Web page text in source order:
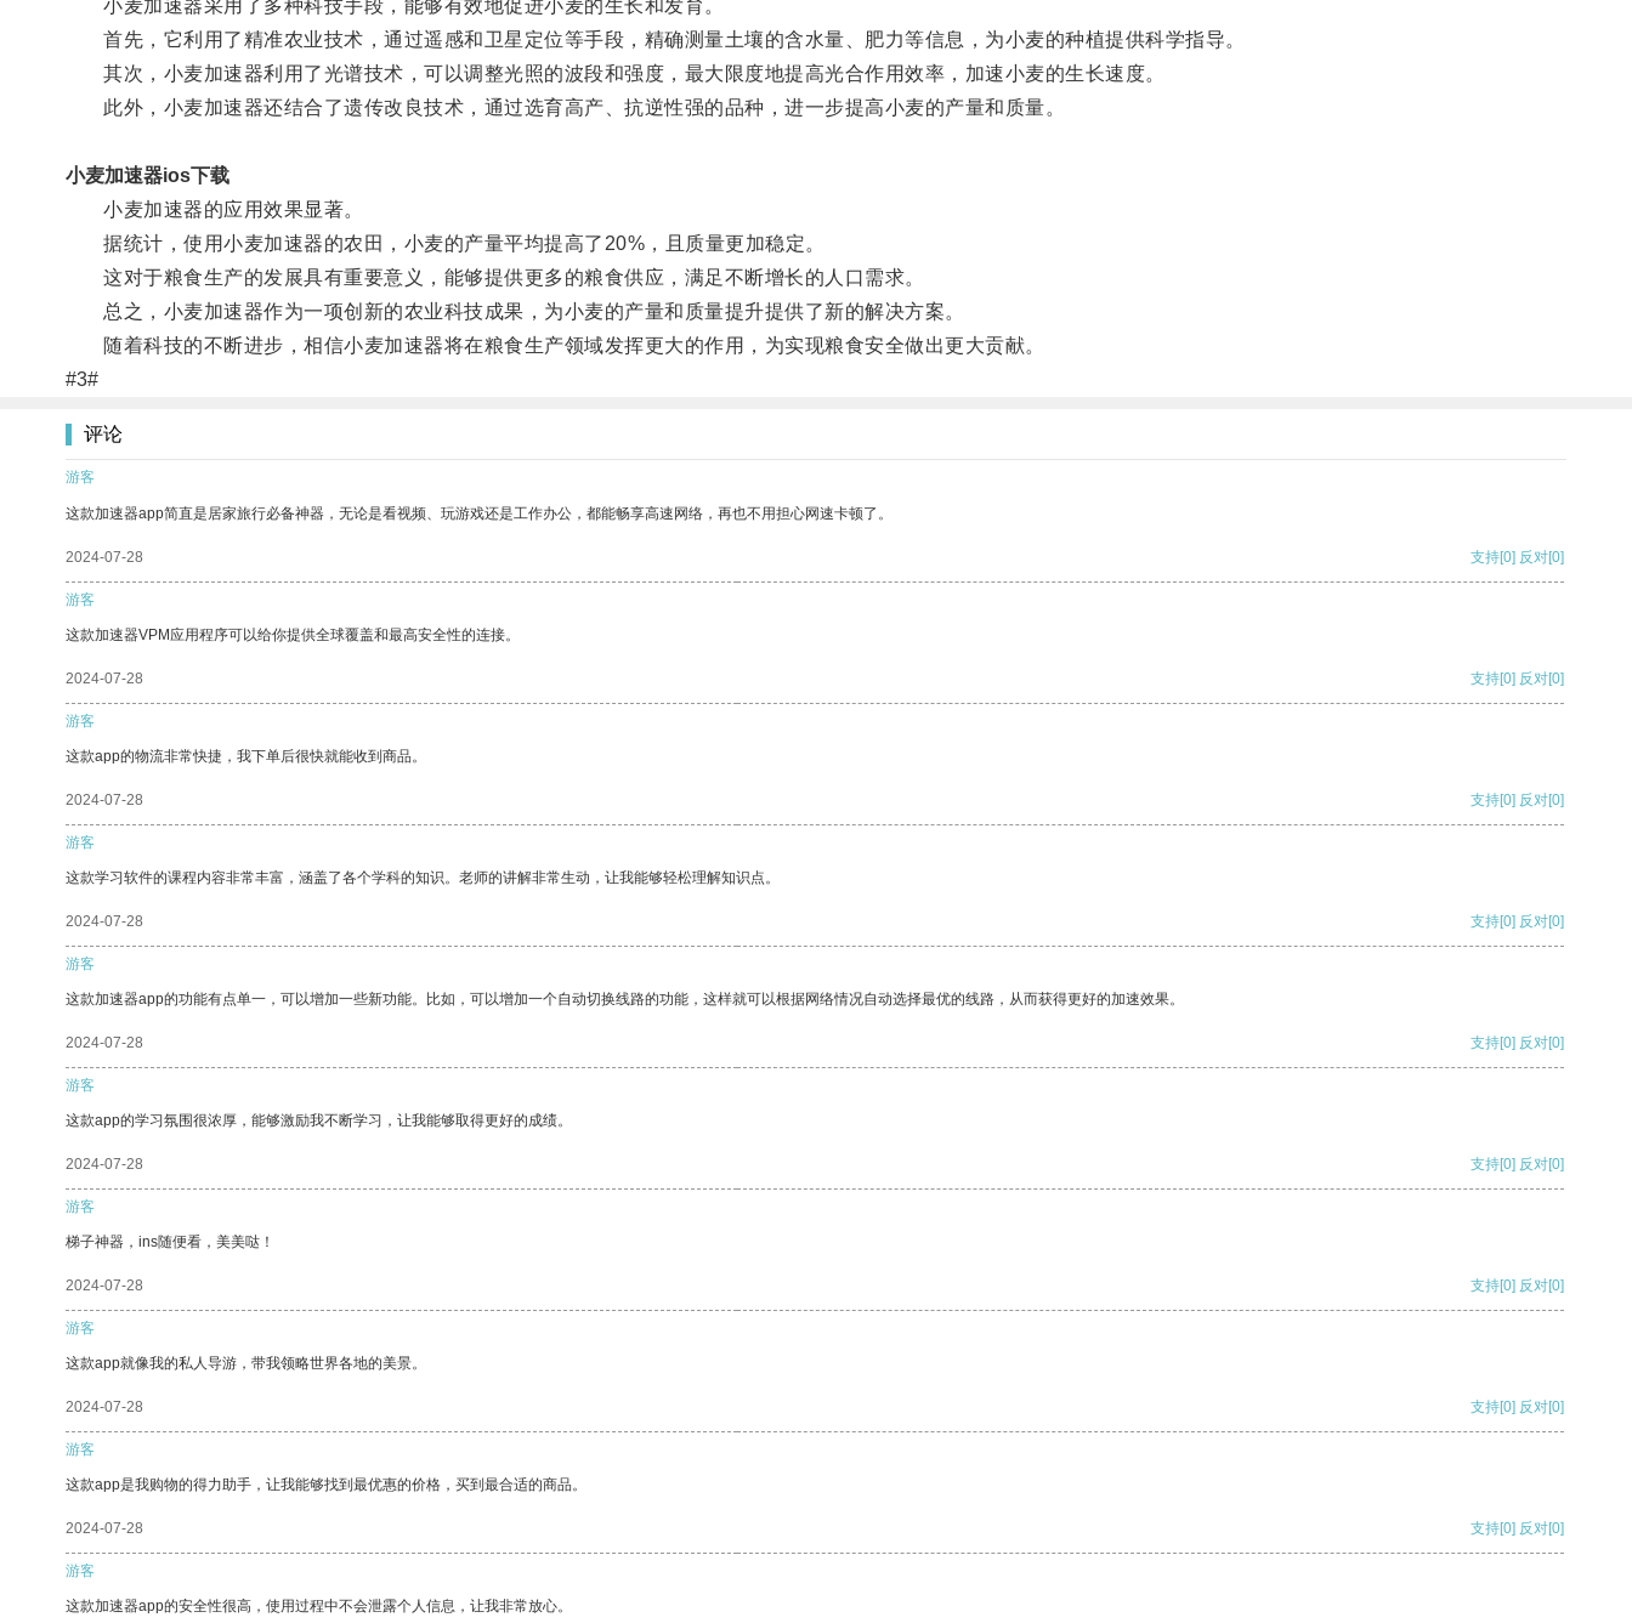
小麦加速器采用了多种科技手段，能够有效地促进小麦的生长和发育。
首先，它利用了精准农业技术，通过遥感和卫星定位等手段，精确测量土壤的含水量、肥力等信息，为小麦的种植提供科学指导。
其次，小麦加速器利用了光谱技术，可以调整光照的波段和强度，最大限度地提高光合作用效率，加速小麦的生长速度。
此外，小麦加速器还结合了遗传改良技术，通过选育高产、抗逆性强的品种，进一步提高小麦的产量和质量。
小麦加速器ios下载
小麦加速器的应用效果显著。
据统计，使用小麦加速器的农田，小麦的产量平均提高了20%，且质量更加稳定。
这对于粮食生产的发展具有重要意义，能够提供更多的粮食供应，满足不断增长的人口需求。
总之，小麦加速器作为一项创新的农业科技成果，为小麦的产量和质量提升提供了新的解决方案。
随着科技的不断进步，相信小麦加速器将在粮食生产领域发挥更大的作用，为实现粮食安全做出更大贡献。
#3#
评论
游客
这款加速器app简直是居家旅行必备神器，无论是看视频、玩游戏还是工作办公，都能畅享高速网络，再也不用担心网速卡顿了。
2024-07-28 支持[0] 反对[0]
游客
这款加速器VPM应用程序可以给你提供全球覆盖和最高安全性的连接。
2024-07-28 支持[0] 反对[0]
游客
这款app的物流非常快捷，我下单后很快就能收到商品。
2024-07-28 支持[0] 反对[0]
游客
这款学习软件的课程内容非常丰富，涵盖了各个学科的知识。老师的讲解非常生动，让我能够轻松理解知识点。
2024-07-28 支持[0] 反对[0]
游客
这款加速器app的功能有点单一，可以增加一些新功能。比如，可以增加一个自动切换线路的功能，这样就可以根据网络情况自动选择最优的线路，从而获得更好的加速效果。
2024-07-28 支持[0] 反对[0]
游客
这款app的学习氛围很浓厚，能够激励我不断学习，让我能够取得更好的成绩。
2024-07-28 支持[0] 反对[0]
游客
梯子神器，ins随便看，美美哒！
2024-07-28 支持[0] 反对[0]
游客
这款app就像我的私人导游，带我领略世界各地的美景。
2024-07-28 支持[0] 反对[0]
游客
这款app是我购物的得力助手，让我能够找到最优惠的价格，买到最合适的商品。
2024-07-28 支持[0] 反对[0]
游客
这款加速器app的安全性很高，使用过程中不会泄露个人信息，让我非常放心。